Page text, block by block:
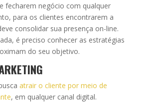
fecharem negócio com qualquer
para os clientes encontrarem a
consolidar sua presença on-line.
é preciso conhecer as estratégias
do seu objetivo.
atrair o cliente por meio de
, em qualquer canal digital.